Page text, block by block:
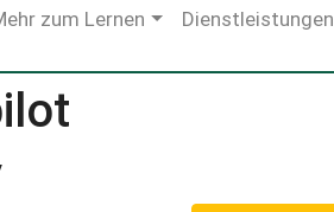
zum Lernen Dienstleistungen